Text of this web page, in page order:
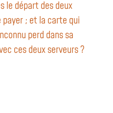
le départ des deux
; et la carte qui
perd dans sa
ces deux serveurs ?